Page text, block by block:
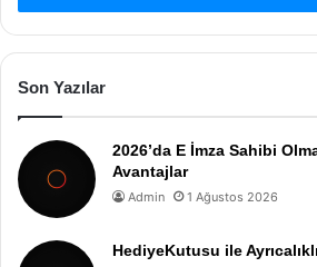
Son Yazılar
2026’da E İmza Sahibi
Avantajlar
Admin 1 Ağustos 2026
HediyeKutusu ile